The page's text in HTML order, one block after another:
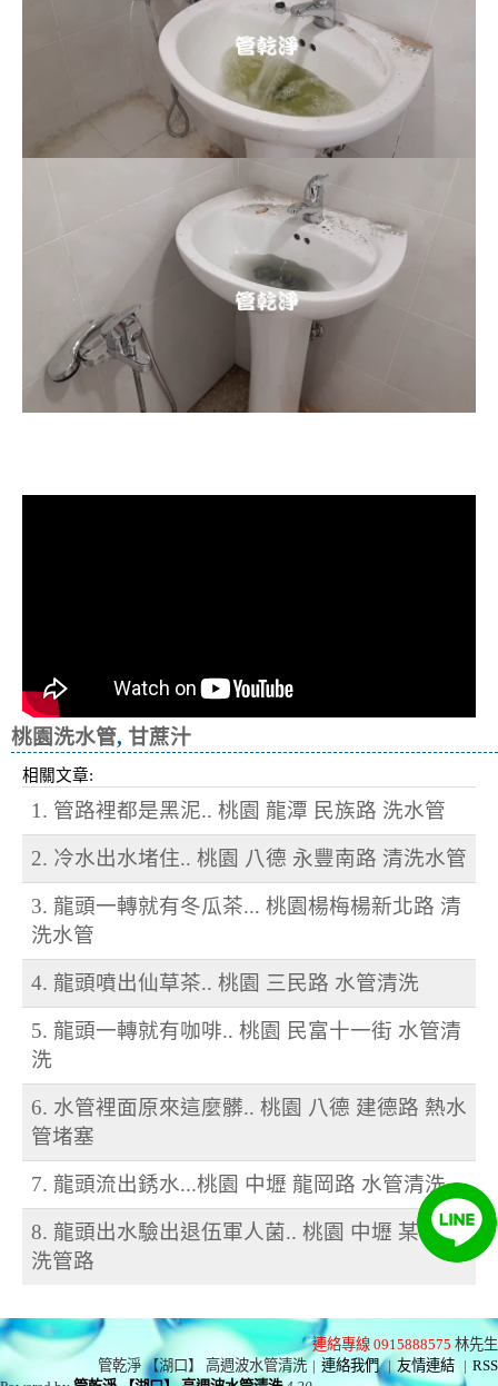
桃園洗水管, 甘蔗汁
相關文章:
1. 管路裡都是黑泥.. 桃園 龍潭 民族路 洗水管
2. 冷水出水堵住.. 桃園 八德 永豐南路 清洗水管
3. 龍頭一轉就有冬瓜茶... 桃園楊梅楊新北路 清
洗水管
4. 龍頭噴出仙草茶.. 桃園 三民路 水管清洗
5. 龍頭一轉就有咖啡.. 桃園 民富十一街 水管清
洗
6. 水管裡面原來這麼髒.. 桃園 八德 建德路 熱水
管堵塞
7. 龍頭流出銹水...桃園 中壢 龍岡路 水管清洗
8. 龍頭出水驗出退伍軍人菌.. 桃園 中壢 某醫院
洗管路
連絡專線 0915888575 林先生
管乾淨 【湖口】 高週波水管清洗 | 連絡我們 | 友情連結 | RSS